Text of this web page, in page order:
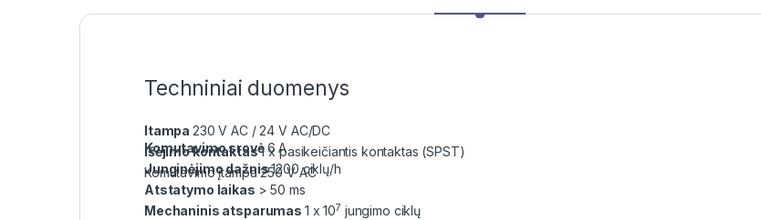
Techniniai duomenys
Itampa230 V AC / 24 V AC/DC
Išėjimo kontaktas1 x pasikeičiantis kontaktas (SPST)
Komutavimo įtampa 250 V AC
Komutavimo srovė6 A
Junginėjimo dažnis1200 ciklų/h
Atstatymo laikas > 50 ms
Mechaninis atsparumas 1 x 107 jungimo ciklų